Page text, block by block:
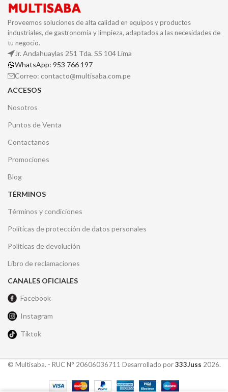
Proveemos soluciones de alta calidad en equipos y productos
industriales, de gastronomía y limpieza, adaptados a las necesidades de
tu negocio.
Jr. Andahuaylas 251 Tda. SS 104 Lima
WhatsApp: 953 766 197
Correo: contacto@multisaba.com.pe
ACCESOS
Nosotros
Puntos de Venta
Contactanos
Promociones
Blog
TÉRMINOS
Términos y condiciones
Políticas de protección de datos personales
Políticas de devolución
Libro de reclamaciones
CANALES OFICIALES
Facebook
Instagram
Tiktok
© Multisaba. - RUC N° 20606036711 Desarrollado por333Juss 2026.